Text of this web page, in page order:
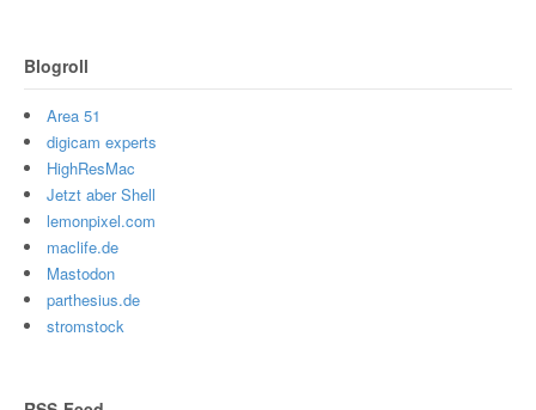
Blogroll
Area 51
digicam experts
HighResMac
Jetzt aber Shell
lemonpixel.com
maclife.de
Mastodon
parthesius.de
stromstock